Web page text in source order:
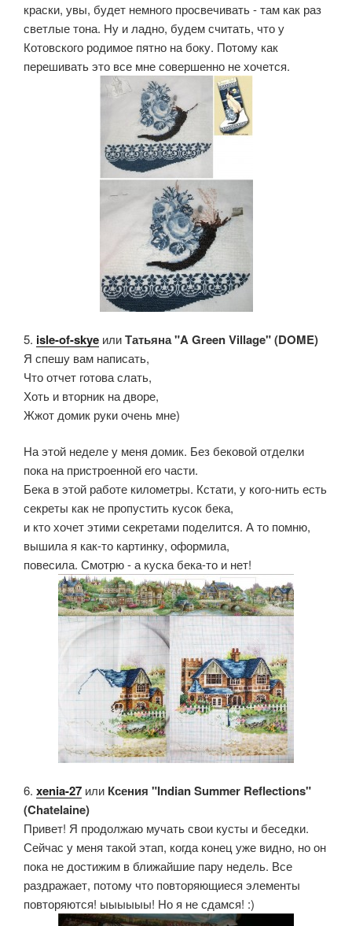
краски, увы, будет немного просвечивать - там как раз
светлые тона. Ну и ладно, будем считать, что у
Котовского родимое пятно на боку. Потому как
перешивать это все мне совершенно не хочется.
5. isle-of-skye илиТатьяна "A Green Village" (DOME)
Я спешу вам написать,
Что отчет готова слать,
Хоть и вторник на дворе,
Жжот домик руки очень мне)
На этой неделе у меня домик. Без бековой отделки
пока на пристроенной его части.
Бека в этой работе километры. Кстати, у кого-нить есть
секреты как не пропустить кусок бека,
и кто хочет этими секретами поделится. А то помню,
вышила я как-то картинку, оформила,
повесила. Смотрю - а куска бека-то и нет!
6. xenia-27 или Ксения "Indian Summer Reflections"
(Chatelaine)
Привет! Я продолжаю мучать свои кусты и беседки.
Сейчас у меня такой этап, когда конец уже видно, но он
пока не достижим в ближайшие пару недель. Все
раздражает, потому что повторяющиеся элементы
повторяются! ыыыыыы! Но я не сдамся! :)